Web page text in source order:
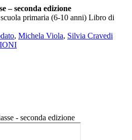
– seconda edizione
primaria (6-10 anni) Libro di
,Michela Viola, Silvia Cravedi
- seconda edizione